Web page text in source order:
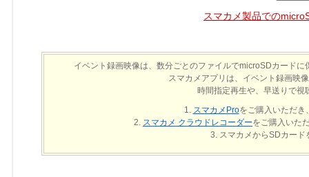
スマカメ製品での
イベント録画映像は、数分ごとのファイルでmicroSDカード
スマカメアプリは、イベント録画映
時間指定再生や、早送りで視
スマカメProをご購入いただき
スマカメ クラウドレコーダーをご購入いた
スマカメからSDカー